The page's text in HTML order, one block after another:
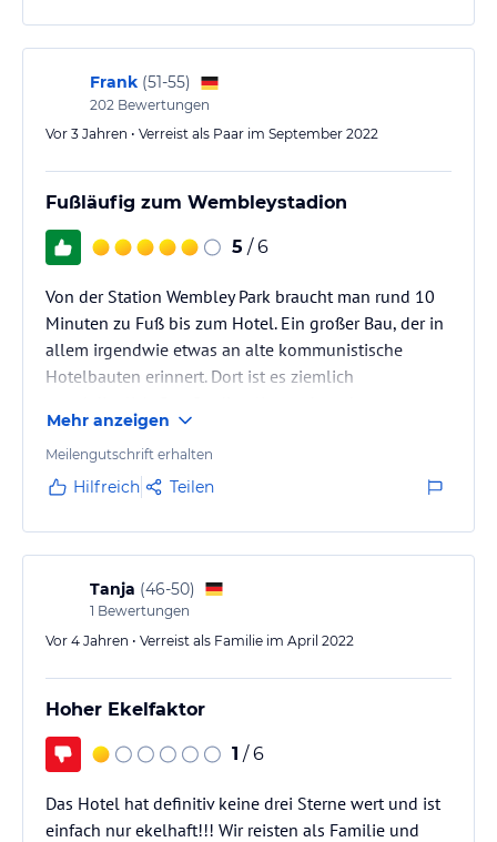
Frank (51-55)
202 Bewertungen
Vor 3 Jahren • Verreist als Paar im September 2022
Fußläufig zum Wembleystadion
5 / 6
Von der Station Wembley Park braucht man rund 10
Minuten zu Fuß bis zum Hotel. Ein großer Bau, der in
allem irgendwie etwas an alte kommunistische
Hotelbauten erinnert. Dort ist es ziemlich
Wembleystadion, daher kann ich mich nicht
beschweren. Ich hatte alles was ich brauchte.
Schnelles einchecken, unkompliziertes Internet, daß
Restaurant. Der kleine Fernseher hatte ein paar
britische Programme. Kaffe und Tee hätte ich mir im…
Mehr anzeigen
Meilengutschrift erhalten
Hilfreich Teilen
Tanja (46-50)
1 Bewertungen
Vor 4 Jahren • Verreist als Familie im April 2022
Hoher Ekelfaktor
1 / 6
Das Hotel hat definitiv keine drei Sterne wert und ist
einfach nur ekelhaft!!! Wir reisten als Familie und